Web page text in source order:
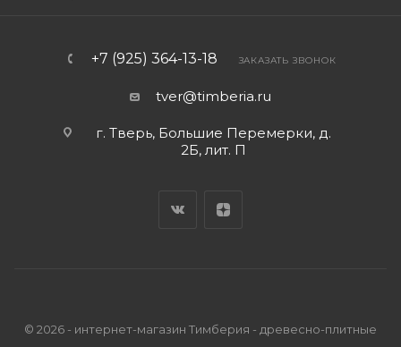
+7 (925) 364-13-18 ЗАКАЗАТЬ ЗВОНОК
tver@timberia.ru
г. Тверь, Большие Перемерки, д.
2Б, лит. П
© 2026 - интернет-магазин Тимберия - древесно-плитные